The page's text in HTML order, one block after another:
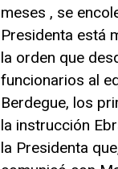
meses , se
Presidenta está
la orden que
funcionarios al
Berdegue, los
la instrucción
la Presidenta